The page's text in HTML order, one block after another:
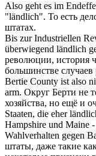
Also geht es im
"ländlich". То есть
штатах.
Bis zur Industriellen
überwiegend ländlich
революции, история
большинстве случаев
Bertie County ist also
arm. Округ Берти не
хозяйства, но ещё и
Staaten, die eher
Hampshire und Maine
Wahlverhalten gegen
штаты, даже такие